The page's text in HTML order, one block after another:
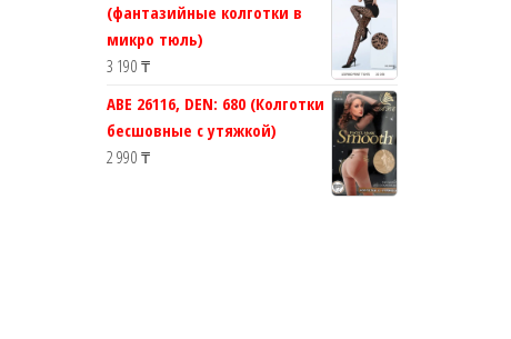
(фантазийные колготки в
микро тюль)
3 190 ₸
ABE 26116, DEN: 680 (Колготки
бесшовные с утяжкой)
2 990 ₸